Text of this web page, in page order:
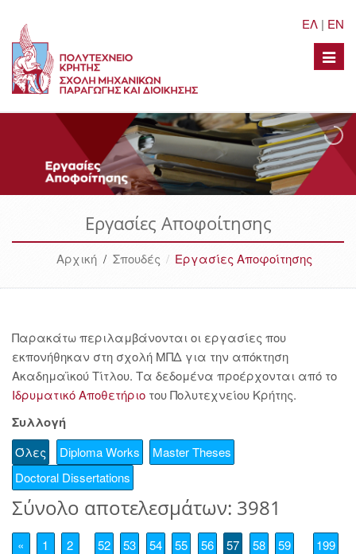
ΕΛ | EN
Toggle
Εργασίες Αποφοίτησης
Αρχική/ Σπουδές Εργασίες Αποφοίτησης
Παρακάτω περιλαμβάνονται οι εργασίες που
εκπονήθηκαν στη σχολή ΜΠΔ για την απόκτηση
Ακαδημαϊκού Τίτλου. Τα δεδομένα προέρχονται από το
Ιδρυματικό Αποθετήριο του Πολυτεχνείου Κρήτης.
Συλλογή
Όλες Diploma Works
Master Theses
Doctoral Dissertations
Σύνολο αποτελεσμάτων: 3981
« 1 2 52 53 54 55 56 57 58 59
199